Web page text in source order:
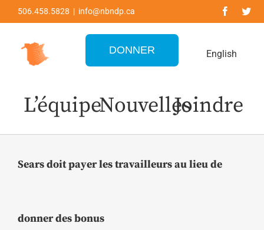
to
content
506.458.5828 | info@nbndp.ca
DONNER English
L’équipeNouvellesJoindre
Sears doit payer les travailleurs au lieu de
donner des bonus